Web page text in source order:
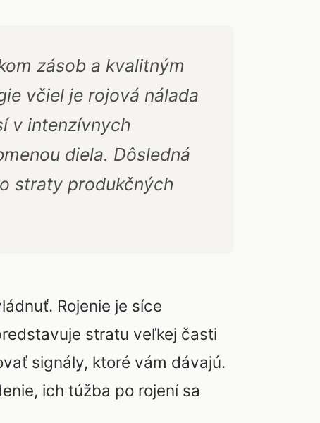
zásob a kvalitným
včiel je rojová nálada
v intenzívnych
diela. Dôsledná
straty produkčných
Rojenie je síce
stratu veľkej časti
signály, ktoré vám dávajú.
ich túžba po rojení sa